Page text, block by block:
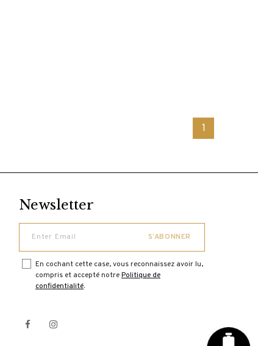
1
Newsletter
En cochant cette case, vous reconnaissez avoir lu,
compris et accepté notrePolitique de
confidentialité.